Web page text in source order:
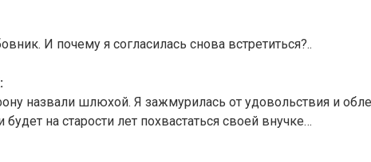
И почему я согласилась снова встретиться?..
назвали шлюхой. Я зажмурилась от удовольствия и
будет на старости лет похвастаться своей внучке…